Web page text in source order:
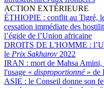
ACTION EXTÉRIEURE
ÉTHIOPIE : conflit au Tigré,
cessation immédiate des
l’égide de l’Union africaine
DROITS DE L'HOMME :
le Prix Sakharov 2022
IRAN : mort de Mahsa
l'usage « disproportionné » de
ASIE : le Conseil donne son